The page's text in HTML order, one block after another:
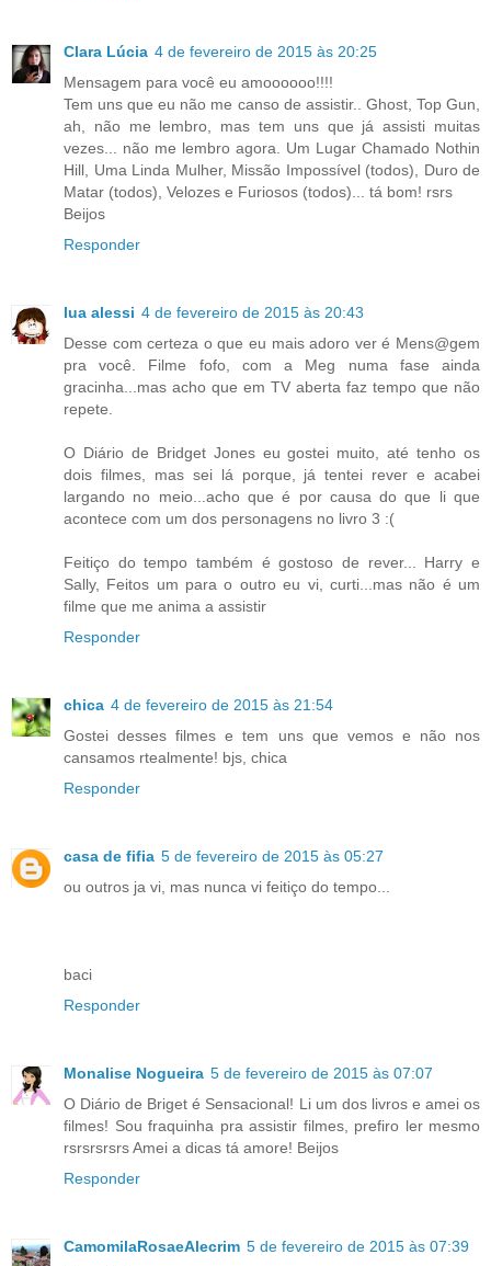
Clara Lúcia 4 de fevereiro de 2015 às 20:25
Mensagem para você eu amoooooo!!!!
Tem uns que eu não me canso de assistir.. Ghost, Top Gun,
ah, não me lembro, mas tem uns que já assisti muitas
vezes... não me lembro agora. Um Lugar Chamado Nothin
Hill, Uma Linda Mulher, Missão Impossível (todos), Duro de
Matar (todos), Velozes e Furiosos (todos)... tá bom! rsrs
Beijos
Responder
lua alessi 4 de fevereiro de 2015 às 20:43
Desse com certeza o que eu mais adoro ver é Mens@gem
pra você. Filme fofo, com a Meg numa fase ainda
gracinha...mas acho que em TV aberta faz tempo que não
repete.
O Diário de Bridget Jones eu gostei muito, até tenho os
dois filmes, mas sei lá porque, já tentei rever e acabei
largando no meio...acho que é por causa do que li que
acontece com um dos personagens no livro 3 :(
Feitiço do tempo também é gostoso de rever... Harry e
Sally, Feitos um para o outro eu vi, curti...mas não é um
filme que me anima a assistir
Responder
chica 4 de fevereiro de 2015 às 21:54
Gostei desses filmes e tem uns que vemos e não nos
cansamos rtealmente! bjs, chica
Responder
casa de fifia 5 de fevereiro de 2015 às 05:27
ou outros ja vi, mas nunca vi feitiço do tempo...
baci
Responder
Monalise Nogueira 5 de fevereiro de 2015 às 07:07
O Diário de Briget é Sensacional! Li um dos livros e amei os
filmes! Sou fraquinha pra assistir filmes, prefiro ler mesmo
rsrsrsrsrs Amei a dicas tá amore! Beijos
Responder
CamomilaRosaeAlecrim 5 de fevereiro de 2015 às 07:39